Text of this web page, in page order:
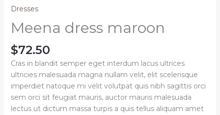
Dresses
Meena dress maroon
$72.50
Cras in blandit semper eget interdum lacus ultrices
ultricies malesuada magna nullam velit, elit scelerisque
imperdiet natoque mi velit volutpat quis nibh sagittis orci
sem orci sit feugiat mauris, auctor mauris malesuada
lectus ut dictum massa turpis a quis tellus aliquam amet